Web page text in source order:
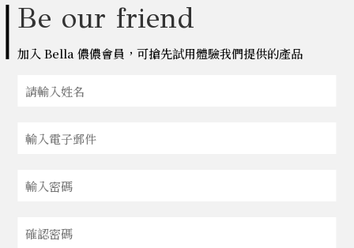
Be our friend
加入 Bella 儂儂會員，可搶先試用體驗我們提供的產品